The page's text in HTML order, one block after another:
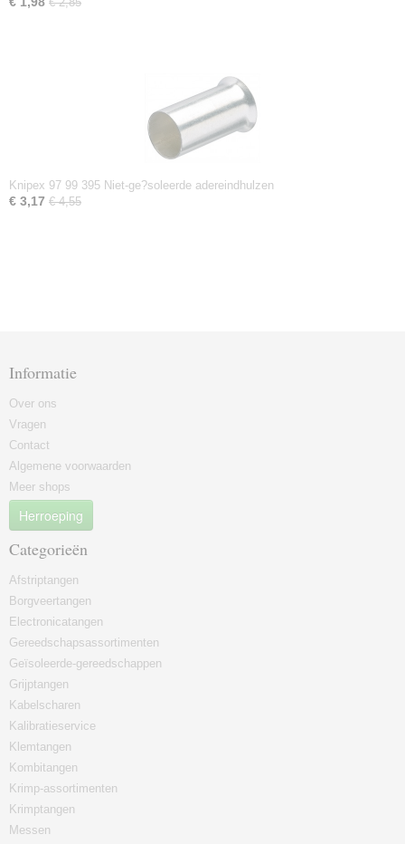
Knipex 97 99 395 Niet-ge?soleerde adereindhulzen
€ 3,17 € 4,55
Informatie
Over ons
Vragen
Contact
Algemene voorwaarden
Meer shops
Herroeping
Categorieën
Afstriptangen
Borgveertangen
Electronicatangen
Gereedschapsassortimenten
Geïsoleerde-gereedschappen
Grijptangen
Kabelscharen
Kalibratieservice
Klemtangen
Kombitangen
Krimp-assortimenten
Krimptangen
Messen